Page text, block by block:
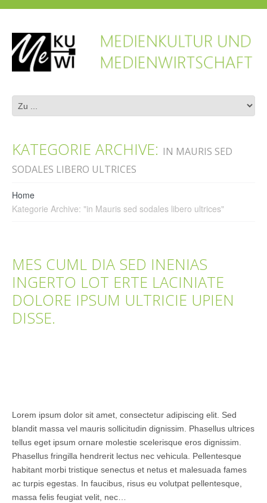
KATEGORIE ARCHIVE: IN MAURIS SED
SODALES LIBERO ULTRICES
Home
Kategorie Archive: "in Mauris sed sodales libero ultrices"
MES CUML DIA SED INENIAS
INGERTO LOT ERTE LACINIATE
DOLORE IPSUM ULTRICIE UPIEN
DISSE.
Lorem ipsum dolor sit amet, consectetur adipiscing elit. Sed
blandit massa vel mauris sollicitudin dignissim. Phasellus ultrices
tellus eget ipsum ornare molestie scelerisque eros dignissim.
Phasellus fringilla hendrerit lectus nec vehicula. Pellentesque
habitant morbi tristique senectus et netus et malesuada fames
ac turpis egestas. In faucibus, risus eu volutpat pellentesque,
massa felis feugiat velit, nec…